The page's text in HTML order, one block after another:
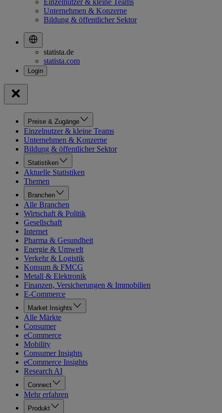
Einzelnutzer & kleine Teams
Unternehmen & Konzerne
Bildung & öffentlicher Sektor
statista.de
statista.com
Preise & Zugänge
Einzelnutzer & kleine Teams
Unternehmen & Konzerne
Bildung & öffentlicher Sektor
Statistiken
Aktuelle Statistiken
Themen
Branchen
Alle Branchen
Wirtschaft & Politik
Gesellschaft
Internet
Pharma & Gesundheit
Energie & Umwelt
Verkehr & Logistik
Konsum & FMCG
Metall & Elektronik
Finanzen, Versicherungen & Immobilien
E-Commerce
Market Insights
Alle Märkte
Consumer
eCommerce
Mobility
Consumer Insights
eCommerce Insights
Research AI
Connect
Mehr erfahren
Produkt